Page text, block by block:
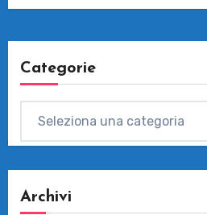
Categorie
Archivi